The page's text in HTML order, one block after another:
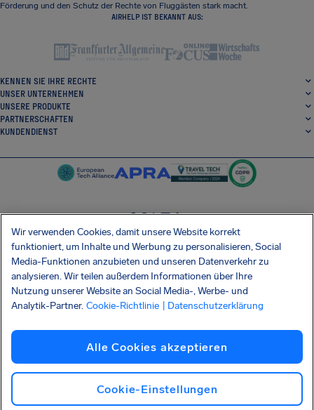
Förderung und den Schutz der Rechte von Fluggästen stark macht.
AIRHELP IST BEKANNT AUS:
KENNEN SIE IHRE RECHTE
UNSER UNTERNEHMEN
UNSERE PRODUKTE
PARTNERSCHAFTEN
KUNDENDIENST
SocialFacebook
SocialTwitter
SocialInstagram
SocialLinkedin
ERHALTEN SIE UNSERE KOSTENLOSE APP
Allgemeinen GeschäftsbedingungenDatenschutzerklärung
Barrierefreiheit
Copyright © 2026 AirHelp
Wir verwenden Cookies, damit unsere Website korrekt
funktioniert, um Inhalte und Werbung zu personalisieren, Social
Media-Funktionen anzubieten und unseren Datenverkehr zu
analysieren. Wir teilen außerdem Informationen über Ihre
Nutzung unserer Website an Social Media-, Werbe- und
Analytik-Partner. Cookie-Richtlinie | Datenschutzerklärung
Alle Cookies akzeptieren
Cookie-Einstellungen